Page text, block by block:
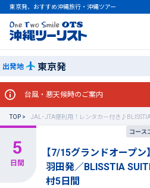
東京発、おすすめ沖縄旅行・沖縄ツアー
出発地 東京発
台風・悪天候時のご案内
TOP
JAL･JTA便利用！レンタカー付き
コース
【7/15グランドオープン
羽田発／BLISSTIA
村5日間